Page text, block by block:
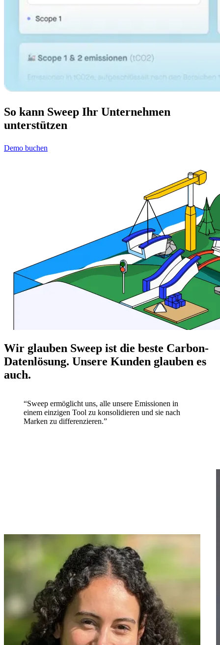
So kann Sweep Ihr Unternehmen
unterstützen
Demo buchen
Wir glauben Sweep ist die beste Carbon-
Datenlösung. Unsere Kunden glauben es
auch.
“Sweep ermöglicht uns, alle unsere Emissionen in
einem einzigen Tool zu konsolidieren und sie nach
Marken zu differenzieren.”